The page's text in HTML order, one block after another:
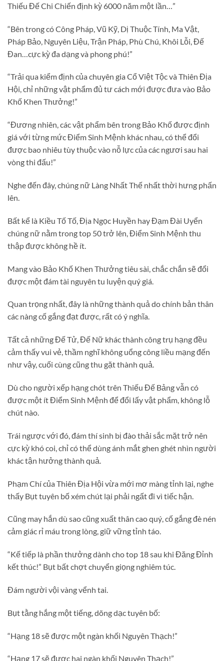
Thiếu Đế Chi Chiến định kỳ 6000 năm một lần…”
“Bên trong có Công Pháp, Vũ Kỹ, Dị Thuộc Tính, Ma Vật,
Pháp Bảo, Nguyên Liệu, Trận Pháp, Phù Chú, Khôi Lỗi, Đế
Đan…cực kỳ đa dạng và phong phú!”
“Trải qua kiểm định của chuyên gia Cổ Việt Tộc và Thiên Địa
Hội, chỉ những vật phẩm đủ tư cách mới được đưa vào Bảo
Khố Khen Thưởng!”
“Đương nhiên, các vật phẩm bên trong Bảo Khố được định
giá với từng mức Điểm Sinh Mệnh khác nhau, có thể đổi
được bao nhiêu tùy thuộc vào nỗ lực của các ngươi sau hai
vòng thi đấu!”
Nghe đến đây, chúng nữ Làng Nhất Thế nhất thời hưng phấn
lên.
Bất kể là Kiều Tố Tố, Địa Ngọc Huyền hay Đạm Đài Uyển
chúng nữ nằm trong top 50 trở lên, Điểm Sinh Mệnh thu
thập được không hề ít.
Mang vào Bảo Khố Khen Thưởng tiêu sài, chắc chắn sẽ đổi
được một đám tài nguyên tu luyện quý giá.
Quan trọng nhất, đây là những thành quả do chính bản thân
các nàng cố gắng đạt được, rất có ý nghĩa.
Tất cả những Đế Tử, Đế Nữ khác thành công trụ hạng đều
cảm thấy vui vẻ, thầm nghĩ không uổng công liều mạng đến
như vậy, cuối cùng cũng thu gặt thành quả.
Dù cho người xếp hạng chót trên Thiếu Đế Bảng vẫn có
được một ít Điểm Sinh Mệnh để đổi lấy vật phẩm, không lỗ
chút nào.
Trái ngược với đó, đám thí sinh bị đào thải sắc mặt trở nên
cực kỳ khó coi, chỉ có thể dùng ánh mắt ghen ghét nhìn người
khác tận hưởng thành quả.
Phạm Chí của Thiên Địa Hội vừa mới mơ màng tỉnh lại, nghe
thấy Bụt tuyên bố xém chút lại phải ngất đi vì tiếc hận.
Cũng may hắn dù sao cũng xuất thân cao quý, cố gắng đè nén
cảm giác rỉ máu trong lòng, giữ vững tỉnh táo.
“Kế tiếp là phần thưởng dành cho top 18 sau khi Đăng Đỉnh
kết thúc!” Bụt bất chợt chuyển giọng nghiêm túc.
Đám người vội vàng vểnh tai.
Bụt tằng hắng một tiếng, dõng dạc tuyên bố:
“Hạng 18 sẽ được một ngàn khối Nguyên Thạch!”
“Hạng 17 sẽ được hai ngàn khối Nguyên Thạch!”